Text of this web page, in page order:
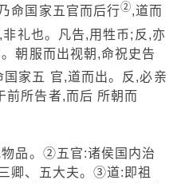
命国家五官而后行②,道而
礼也。凡告,用牲币;反,亦
朝服而出视朝,命祝史告
国家五 官,道而出。反,必亲
前所告者,而后 所朝而
品。②五官:诸侯国内治
卿、五大夫。③道:即祖